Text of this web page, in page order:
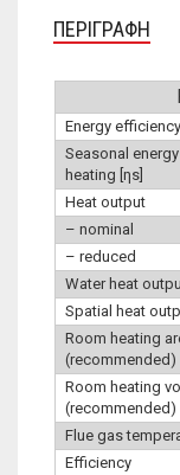
ΠΕΡΙΓΡΑΦΉ
Energy
Seasonal
heating [ηs]
Heat output
– nominal
– reduced
Water heat
Spatial heat
Room heating
(recommended)
Room heating
(recommended)
Flue gas
Efficiency